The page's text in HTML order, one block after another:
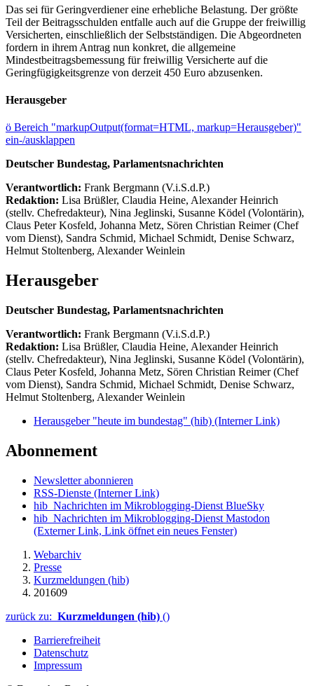
Das sei für Geringverdiener eine erhebliche Belastung. Der größte
Teil der Beitragsschulden entfalle auch auf die Gruppe der freiwillig
Versicherten, einschließlich der Selbstständigen. Die Abgeordneten
fordern in ihrem Antrag nun konkret, die allgemeine
Mindestbeitragsbemessung für freiwillig Versicherte auf die
Geringfügigkeitsgrenze von derzeit 450 Euro abzusenken.
Herausgeber
ö Bereich "markupOutput(format=HTML, markup=Herausgeber)"
ein-/ausklappen
Deutscher Bundestag, Parlamentsnachrichten
Verantwortlich: Frank Bergmann (V.i.S.d.P.)
Redaktion: Lisa Brüßler, Claudia Heine, Alexander Heinrich
(stellv. Chefredakteur), Nina Jeglinski, Susanne Ködel (Volontärin),
Claus Peter Kosfeld, Johanna Metz, Sören Christian Reimer (Chef
vom Dienst), Sandra Schmid, Michael Schmidt, Denise Schwarz,
Helmut Stoltenberg, Alexander Weinlein
Herausgeber
Deutscher Bundestag, Parlamentsnachrichten
Verantwortlich: Frank Bergmann (V.i.S.d.P.)
Redaktion: Lisa Brüßler, Claudia Heine, Alexander Heinrich
(stellv. Chefredakteur), Nina Jeglinski, Susanne Ködel (Volontärin),
Claus Peter Kosfeld, Johanna Metz, Sören Christian Reimer (Chef
vom Dienst), Sandra Schmid, Michael Schmidt, Denise Schwarz,
Helmut Stoltenberg, Alexander Weinlein
Herausgeber "heute im bundestag" (hib) (Interner Link)
Abonnement
Newsletter abonnieren
RSS-Dienste (Interner Link)
hib_Nachrichten im Mikroblogging-Dienst BlueSky
hib_Nachrichten im Mikroblogging-Dienst Mastodon
(Externer Link, Link öffnet ein neues Fenster)
Webarchiv
Presse
Kurzmeldungen (hib)
201609
zurück zu: Kurzmeldungen (hib) ()
Barrierefreiheit
Datenschutz
Impressum